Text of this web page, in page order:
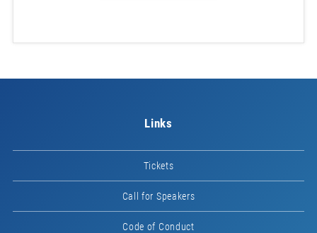
Links
Tickets
Call for Speakers
Code of Conduct